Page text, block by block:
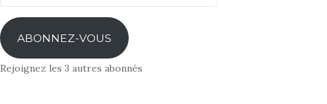
ABONNEZ-VOUS
Rejoignez les 3 autres abonnés